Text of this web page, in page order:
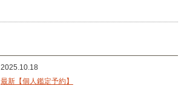
2025.10.18
最新【個人鑑定予約】